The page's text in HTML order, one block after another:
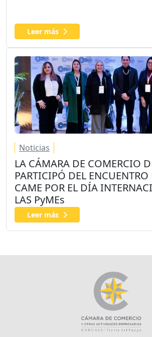
Leer más
Noticias
LA CÁMARA DE COMERCIO
PARTICIPÓ DEL ENCUENTRO
CAME POR EL DÍA
LAS PyMEs
Leer más